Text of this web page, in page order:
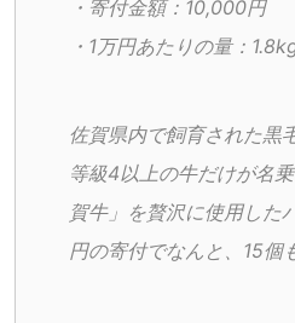
・寄付金額：10,000円
・1万円あたりの量：
佐賀県内で飼育された黒
等級4以上の牛だけが名
賀牛」を贅沢に使用した
円の寄付でなんと、15個